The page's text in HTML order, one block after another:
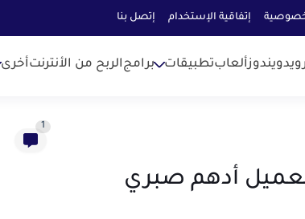
إتفاقية الإستخدام إتصل بنا
ويندوزألعابتطبيقات برامجالربح من الأنترنتأخرى
1